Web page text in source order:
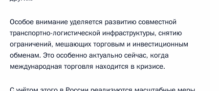
Особое внимание уделяется развитию совместной
транспортно-логистической инфраструктуры, снятию
ограничений, мешающих торговым и инвестиционным
обменам. Это особенно актуально сейчас, когда
международная торговля находится в кризисе.